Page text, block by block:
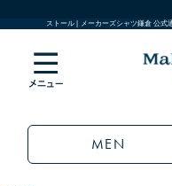
ストール | メーカーズシャツ鎌倉 公式
MEN